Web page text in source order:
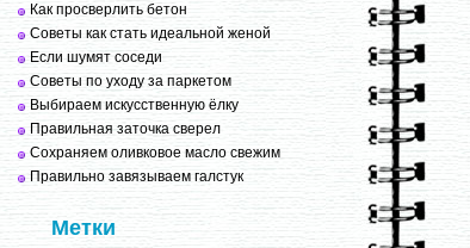
Как просверлить бетон
Советы как стать идеальной женой
Если шумят соседи
Советы по уходу за паркетом
Выбираем искусственную ёлку
Правильная заточка сверел
Сохраняем оливковое масло свежим
Правильно завязываем галстук
Метки